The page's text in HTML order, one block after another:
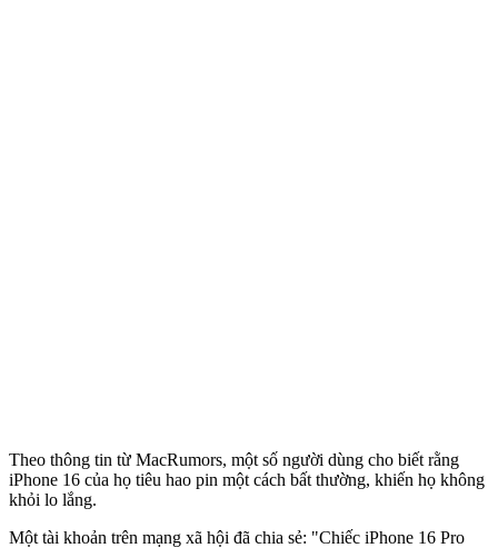
Theo thông tin từ MacRumors, một số người dùng cho biết rằng
iPhone 16 của họ tiêu hao pin một cách bất thường, khiến họ không
khỏi lo lắng.
Một tài khoản trên mạng xã hội đã chia sẻ: "Chiếc iPhone 16 Pro